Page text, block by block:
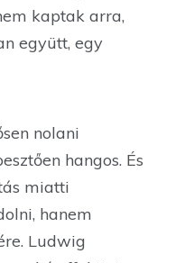
kaptak arra,
együtt, egy
nolani
hangos. És
miatti
hanem
Ludwig